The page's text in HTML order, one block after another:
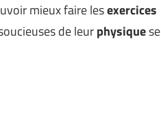
mieux faire lesexercices
de leurphysiquese